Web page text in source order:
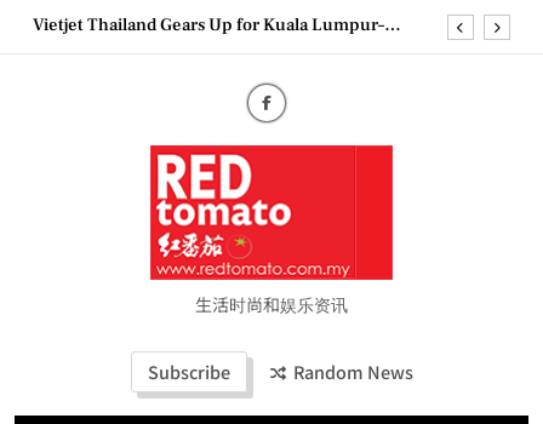
SkipVietjet Thailand Gears Up for Kuala Lumpur–
Couture Fashion Week Malaysia 2026– Press
MBEW 2026 Unites Global Stakeholders to Shape
the Future of Business Events
Vietjet Thailand Gears Up for Kuala Lumpur–
Bangkok Service Launch on9 October
Epson reinvents affordable printing with next-
generation EcoTank Series生活时尚和娱乐资讯
Subscribe Random News